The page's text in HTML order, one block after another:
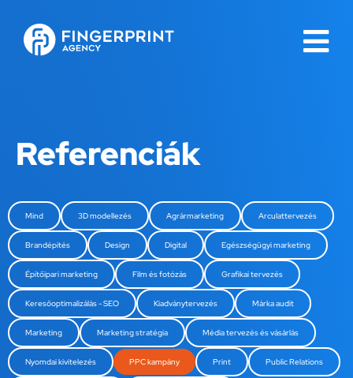
Referenciák
3D modellezés Agrármarketing Arculattervezés
Brandépítés Design Digital Egészségügyi marketing
Építőipari marketing Film és fotózás Grafikai tervezés
Keresőoptimalizálás - SEO Kiadványtervezés Márka audit
Marketing Marketing stratégia Média tervezés és vásárlás
Nyomdai kivitelezés PPC kampány Print Public Relations
Mind